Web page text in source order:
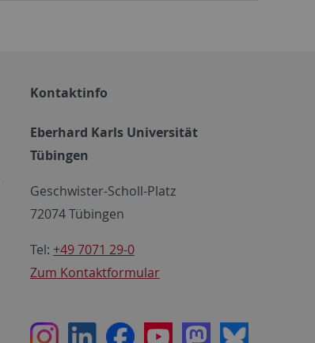
Kontaktinfo
Eberhard Karls Universität
Tübingen
Geschwister-Scholl-Platz
72074 Tübingen
Tel: +49 7071 29-0
Zum Kontaktformular
InstagramLinkedInFacebookYoutubeMastodon
Bluesky